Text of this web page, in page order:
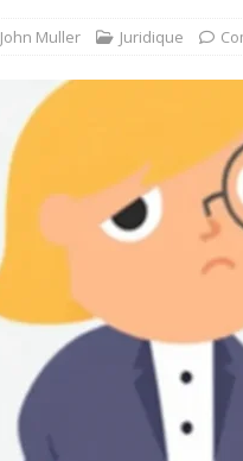
John Muller Juridique